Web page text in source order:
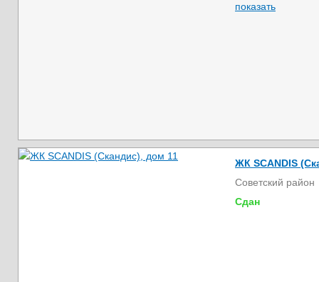
показать
ЖК SCANDIS
Советский район
Сдан